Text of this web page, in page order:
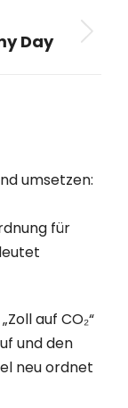
Day
umsetzen:
für
auf CO₂“
und den
neu ordnet